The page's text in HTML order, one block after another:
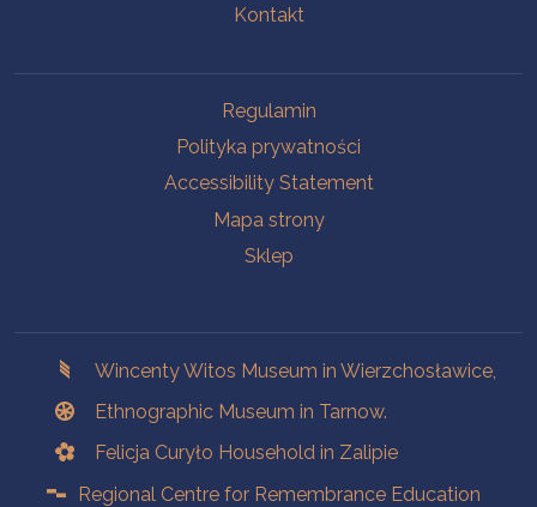
Kontakt
Regulamin
Polityka prywatności
Accessibility Statement
Mapa strony
Sklep
Wincenty Witos Museum in Wierzchosławice,
Ethnographic Museum in Tarnow.
Felicja Curyło Household in Zalipie
Regional Centre for Remembrance Education